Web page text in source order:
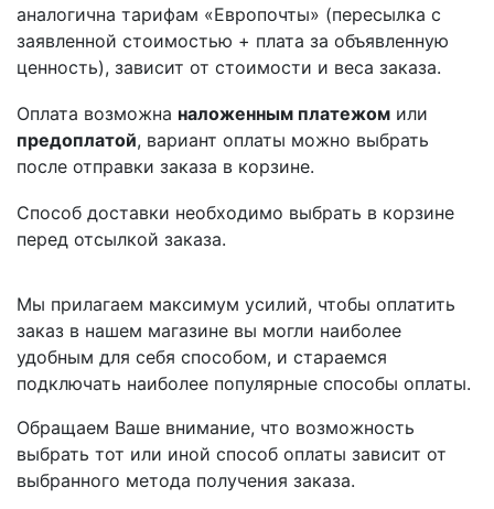
аналогична тарифам «Европочты» (пересылка с
заявленной стоимостью + плата за объявленную
ценность), зависит от стоимости и веса заказа.
Оплата возможна наложенным платежом или
предоплатой, вариант оплаты можно выбрать
после отправки заказа в корзине.
Способ доставки необходимо выбрать в корзине
перед отсылкой заказа.
Мы прилагаем максимум усилий, чтобы оплатить
заказ в нашем магазине вы могли наиболее
удобным для себя способом, и стараемся
подключать наиболее популярные способы оплаты.
Обращаем Ваше внимание, что возможность
выбрать тот или иной способ оплаты зависит от
выбранного метода получения заказа.